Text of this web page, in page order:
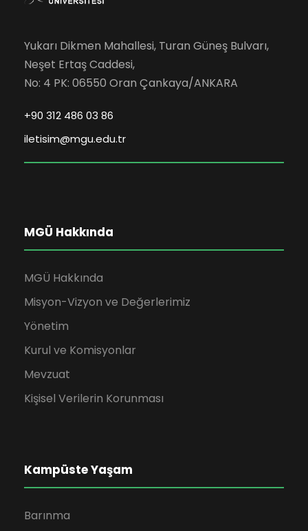
Yukarı Dikmen Mahallesi, Turan Güneş Bulvarı,
Neşet Ertaş Caddesi,
No: 4 PK: 06550 Oran Çankaya/ANKARA
+90 312 486 03 86
iletisim@mgu.edu.tr
MGÜ Hakkında
MGÜ Hakkında
Misyon-Vizyon ve Değerlerimiz
Yönetim
Kurul ve Komisyonlar
Mevzuat
Kişisel Verilerin Korunması
Kampüste Yaşam
Barınma